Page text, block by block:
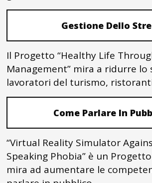
Gestione Dello
Il Progetto “Healthy Life
Management” mira a ridurre lo
lavoratori del turismo,
Come Parlare In
“Virtual Reality Simulator
Speaking Phobia” è un
mira ad aumentare le